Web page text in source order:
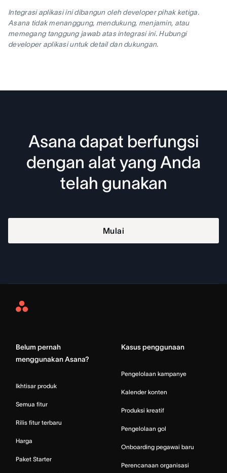
Integrasi aplikasi ini dibangun oleh developer pihak ketiga.
Asana tidak menanggung, mendukung, menjamin, atau
memegang tanggung jawab atas integrasi ini. Hubungi
developer aplikasi untuk detail dan dukungan.
Asana dapat berfungsi
dengan alat yang Anda
telah gunakan
Mulai
Asana
Belum pernah
menggunakan Asana?
Ikhtisar produk
Semua fitur
Rilis fitur terbaru
Harga
Paket Starter
Kasus penggunaan
Pengelolaan kampanye
Kalender konten
Produksi kreatif
Pengelolaan gol
Onboarding pegawai baru
Perencanaan organisasi